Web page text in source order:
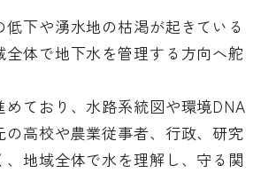
下や湧水地の枯渇が起きている
体で地下水を管理する方向へ舵
ており、水路系統図や環境DNA
高校や農業従事者、行政、研究
地域全体で水を理解し、守る関